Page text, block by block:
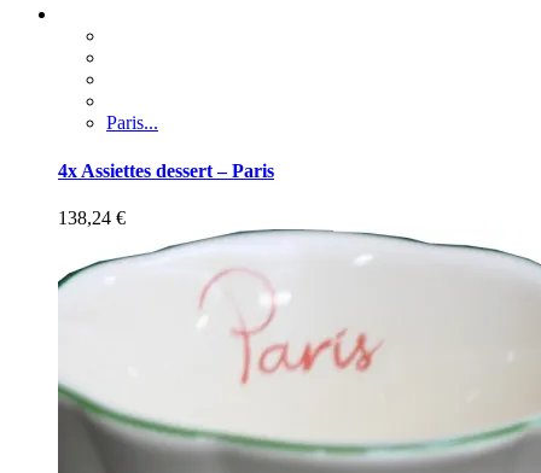
Paris...
4x Assiettes dessert – Paris
138,24 €